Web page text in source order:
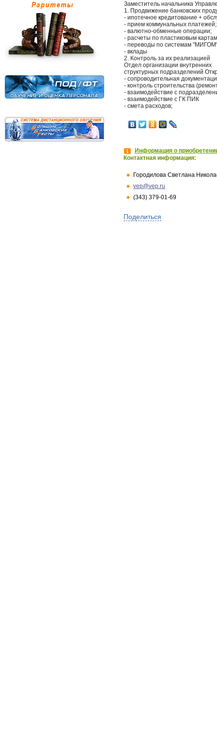
Заместитель начальника
1. Продвижение банковских
- ипотечное кредитование +
- прием коммунальных платежей;
- валютно-обменные операции;
- расчеты по пластиковым
- переводы по системам
- вклады
2. Контроль за их реализацией
Отдел организации внутренних
структурных подразделений
- сопроводительная
- контроль строительства
- взаимодействие с
- взаимодействие с ГК ПИК
- смета расходов;
Информация о
Контактная информация:
Городилова Светлана
vep@vep.ru
(343) 379-01-69
Поделиться